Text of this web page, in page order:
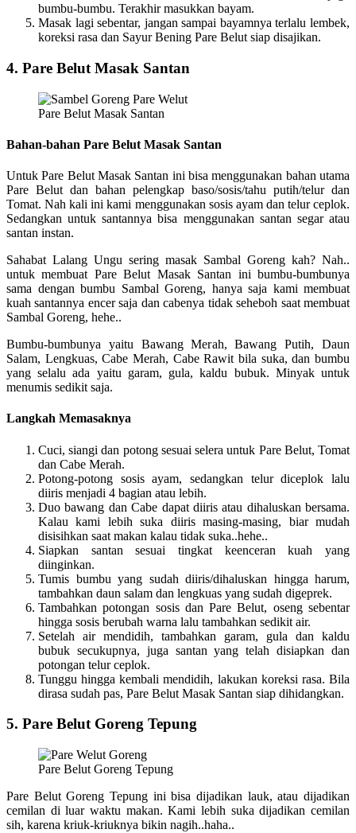
bumbu-bumbu. Terakhir masukkan bayam.
Masak lagi sebentar, jangan sampai bayamnya terlalu lembek,
koreksi rasa dan Sayur Bening Pare Belut siap disajikan.
4. Pare Belut Masak Santan
Pare Belut Masak Santan
Bahan-bahan Pare Belut Masak Santan
Untuk Pare Belut Masak Santan ini bisa menggunakan bahan utama
Pare Belut dan bahan pelengkap baso/sosis/tahu putih/telur dan
Tomat. Nah kali ini kami menggunakan sosis ayam dan telur ceplok.
Sedangkan untuk santannya bisa menggunakan santan segar atau
santan instan.
Sahabat Lalang Ungu sering masak Sambal Goreng kah? Nah..
untuk membuat Pare Belut Masak Santan ini bumbu-bumbunya
sama dengan bumbu Sambal Goreng, hanya saja kami membuat
kuah santannya encer saja dan cabenya tidak seheboh saat membuat
Sambal Goreng, hehe..
Bumbu-bumbunya yaitu Bawang Merah, Bawang Putih, Daun
Salam, Lengkuas, Cabe Merah, Cabe Rawit bila suka, dan bumbu
yang selalu ada yaitu garam, gula, kaldu bubuk. Minyak untuk
menumis sedikit saja.
Langkah Memasaknya
Cuci, siangi dan potong sesuai selera untuk Pare Belut, Tomat
dan Cabe Merah.
Potong-potong sosis ayam, sedangkan telur diceplok lalu
diiris menjadi 4 bagian atau lebih.
Duo bawang dan Cabe dapat diiris atau dihaluskan bersama.
Kalau kami lebih suka diiris masing-masing, biar mudah
disisihkan saat makan kalau tidak suka..hehe..
Siapkan santan sesuai tingkat keenceran kuah yang
diinginkan.
Tumis bumbu yang sudah diiris/dihaluskan hingga harum,
tambahkan daun salam dan lengkuas yang sudah digeprek.
Tambahkan potongan sosis dan Pare Belut, oseng sebentar
hingga sosis berubah warna lalu tambahkan sedikit air.
Setelah air mendidih, tambahkan garam, gula dan kaldu
bubuk secukupnya, juga santan yang telah disiapkan dan
potongan telur ceplok.
Tunggu hingga kembali mendidih, lakukan koreksi rasa. Bila
dirasa sudah pas, Pare Belut Masak Santan siap dihidangkan.
5. Pare Belut Goreng Tepung
Pare Belut Goreng Tepung
Pare Belut Goreng Tepung ini bisa dijadikan lauk, atau dijadikan
cemilan di luar waktu makan. Kami lebih suka dijadikan cemilan
sih, karena kriuk-kriuknya bikin nagih..haha..